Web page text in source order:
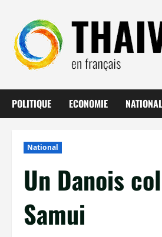
contenu
POLITIQUE ECONOMIE NATIONAL
National
Un Danois
Samui